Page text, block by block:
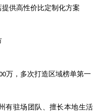
供高性价比定制化方案
万，多次打造区域榜单第一
有驻场团队、擅长本地生活